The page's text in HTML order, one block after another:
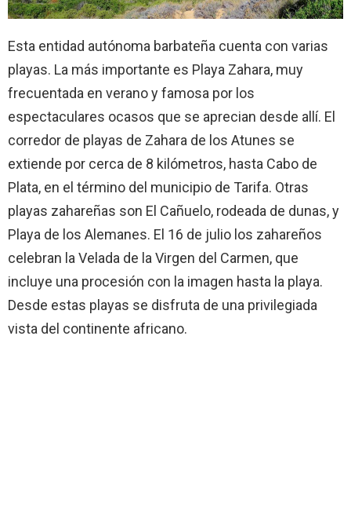
Esta entidad autónoma barbateña cuenta con varias
playas. La más importante es Playa Zahara, muy
frecuentada en verano y famosa por los
espectaculares ocasos que se aprecian desde allí. El
corredor de playas de Zahara de los Atunes se
extiende por cerca de 8 kilómetros, hasta Cabo de
Plata, en el término del municipio de Tarifa. Otras
playas zahareñas son El Cañuelo, rodeada de dunas, y
Playa de los Alemanes. El 16 de julio los zahareños
celebran la Velada de la Virgen del Carmen, que
incluye una procesión con la imagen hasta la playa.
Desde estas playas se disfruta de una privilegiada
vista del continente africano.